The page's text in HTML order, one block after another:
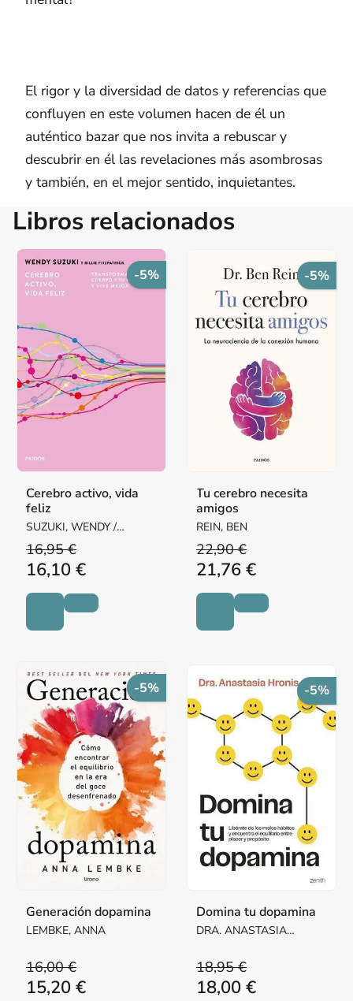
El rigor y la diversidad de datos y referencias que
confluyen en este volumen hacen de él un
auténtico bazar que nos invita a rebuscar y
descubrir en él las revelaciones más asombrosas
y también, en el mejor sentido, inquietantes.
Libros relacionados
-5%
Cerebro activo, vida
feliz
SUZUKI, WENDY /
FITZPATRICK, BILLIE
16,95 €
16,10 €
-5%
Tu cerebro necesita
amigos
REIN, BEN
22,90 €
21,76 €
-5%
Generación dopamina
LEMBKE, ANNA
16,00 €
15,20 €
-5%
Domina tu dopamina
DRA. ANASTASIA
18,95 €
18,00 €